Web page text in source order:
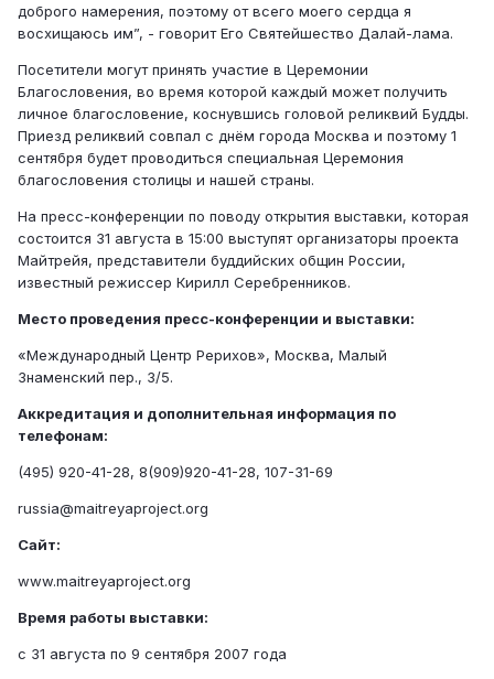
доброго намерения, поэтому от всего моего сердца я
восхищаюсь им”, - говорит Его Святейшество Далай-лама.
Посетители могут принять участие в Церемонии
Благословения, во время которой каждый может получить
личное благословение, коснувшись головой реликвий Будды.
Приезд реликвий совпал с днём города Москва и поэтому 1
сентября будет проводиться специальная Церемония
благословения столицы и нашей страны.
На пресс-конференции по поводу открытия выставки, которая
состоится 31 августа в 15:00 выступят организаторы проекта
Майтрейя, представители буддийских общин России,
известный режиссер Кирилл Серебренников.
Место проведения пресс-конференции и выставки:
«Международный Центр Рерихов», Москва, Малый
Знаменский пер., 3/5.
Аккредитация и дополнительная информация по
телефонам:
(495) 920-41-28, 8(909)920-41-28, 107-31-69
russia@maitreyaproject.org
Сайт:
www.maitreyaproject.org
Время работы выставки:
с 31 августа по 9 сентября 2007 года